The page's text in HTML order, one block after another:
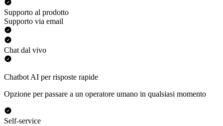
Supporto al prodotto
Supporto via email
Chat dal vivo
Chatbot AI per risposte rapide
Opzione per passare a un operatore umano in qualsiasi momento
Self-service